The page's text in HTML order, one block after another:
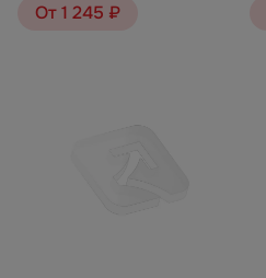
От 1 245 ₽